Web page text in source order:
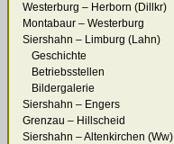
Westerburg – Herborn (Dillkr)
Montabaur – Westerburg
Siershahn – Limburg (Lahn)
Geschichte
Betriebsstellen
Bildergalerie
Siershahn – Engers
Grenzau – Hillscheid
Siershahn – Altenkirchen (Ww)